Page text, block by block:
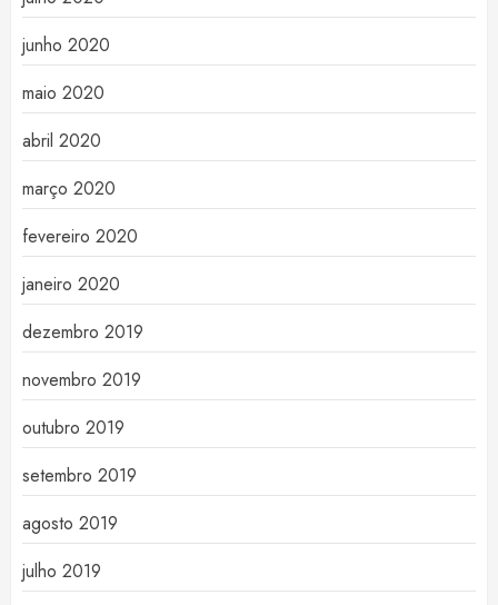
junho 2020
maio 2020
abril 2020
março 2020
fevereiro 2020
janeiro 2020
dezembro 2019
novembro 2019
outubro 2019
setembro 2019
agosto 2019
julho 2019